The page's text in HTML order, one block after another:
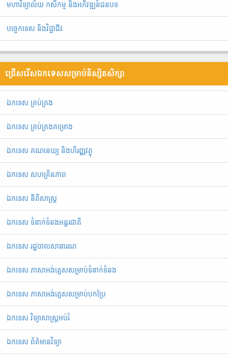
មហាវិទ្យាល័យ កសិកម្ម និងអភិវឌ្ឍន៍ជនបទ
បច្ចេកទេស និងវិជ្ជាជីវៈ
ជ្រើសរើសឯកទេសសម្រាប់និស្សិតសិក្សា
ឯ​ក​ទេស​ ​គ្រប់គ្រង​
ឯកទេស គ្រប់គ្រងគម្រោង
ឯកទេស គណនេយ្យ និងហិរញ្ញវត្ថុ
ឯកទេស សហគ្រិនភាព
ឯកទេស នីតិសាស្ត្រ
ឯកទេស ទំនាក់ទំនងអន្តរជាតិ
ឯកទេស រដ្ឋបាលសាធារណៈ
ឯកទេស ភាសាអង់គ្លេសសម្រាប់ទំនាក់ទំនង
ឯកទេស ភាសាអង់គ្លេសសម្រាប់បកប្រែ
ឯកទេស វិទ្យាសាស្ត្រអប់រំ
ឯកទេស ព័ត៌មានវិទ្យា